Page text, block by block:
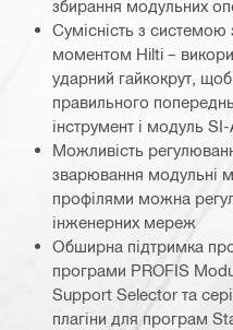
збирання модульних
Сумісність з
моментом Hilti –
ударний гайкокрут,
правильного
інструмент і модуль SI-
Можливість
зварювання модульні
профілями можна
інженерних мереж
Обширна підтримка
програми PROFIS
Support Selector та
плагіни для програм